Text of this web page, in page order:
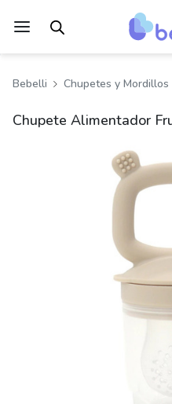
Bebelli Chupetes y Mordillos
Chupete Alimentador